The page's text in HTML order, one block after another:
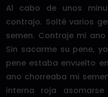
Al cabo de unos
contrajo. Solté varios
semen. Contraje mi
Sin sacarme su pene,
pene estaba envuelto
ano chorreaba mi
interna roja